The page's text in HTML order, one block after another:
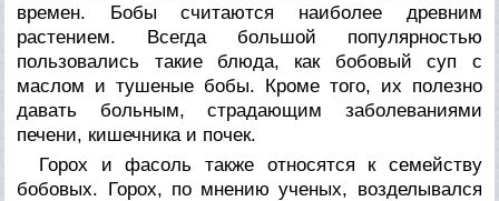
времен. Бобы считаются наиболее древним
растением. Всегда большой популярностью
пользовались такие блюда, как бобовый суп с
маслом и тушеные бобы. Кроме того, их полезно
давать больным, страдающим заболеваниями
печени, кишечника и почек.
Горох и фасоль также относятся к семейству
бобовых. Горох, по мнению ученых, возделывался